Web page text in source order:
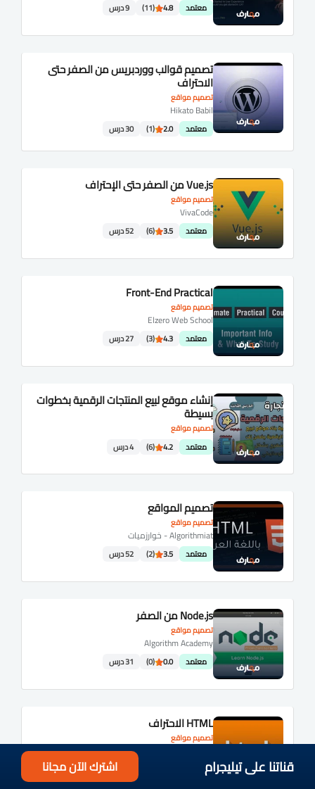
معتمد 4.8
(11) 9 درس
تصميم مواقع
تصميم قوالب ووردبريس من الصفر حتى
الاحتراف
Hikato Babil
معتمد 2.0
(1) 30 درس
تصميم مواقع
Vue.js من الصفر حتى الإحتراف
VivaCode
معتمد 3.5
(6) 52 درس
تصميم مواقع
Front-End Practical
Elzero Web School
معتمد 4.3
(3) 27 درس
تصميم مواقع
إنشاء موقع لبيع المنتجات الرقمية بخطوات
بسيطة
معتمد 4.2
(6) 4 درس
تصميم مواقع
تصميم المواقع
Algorithmiat - خوارزميات
معتمد 3.5
(2) 52 درس
تصميم مواقع
Node.js من الصفر
Algorithm Academy
معتمد 0.0
(0) 31 درس
تصميم مواقع
HTML الاحتراف
معتمدقناتنا على تيليجرام اشترك الآن مجانا